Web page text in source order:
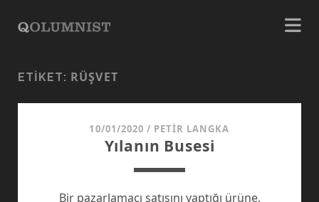
ETIKET: RÜŞVET
10/01/2020 / PETIR LANGKA
Yılanın Busesi
Bir pazarlamacı satışını yaptığı ürüne,